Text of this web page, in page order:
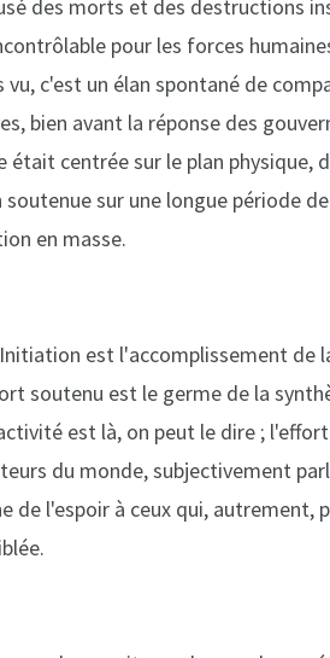
des morts et des destructions
pour les forces
vu, c'est un élan spontané de
bien avant la réponse des
centrée sur le plan
sur une longue période
en masse.
est l'accomplissement de
soutenu est le germe de la
est là, on peut le dire ;
du monde, subjectivement
de l'espoir à ceux qui,